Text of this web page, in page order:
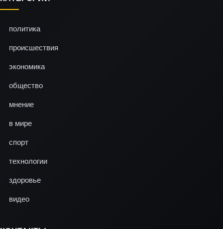
политика
происшествия
экономика
общество
мнение
в мире
спорт
технологии
здоровье
видео